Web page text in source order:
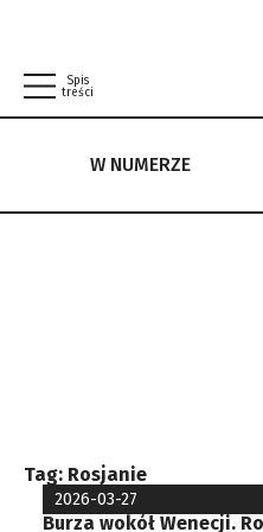
Spis
treści
W NUMERZE
W NUMERZE
Tag: Rosjanie
2026-03-27
Burza wokół Wenecji.